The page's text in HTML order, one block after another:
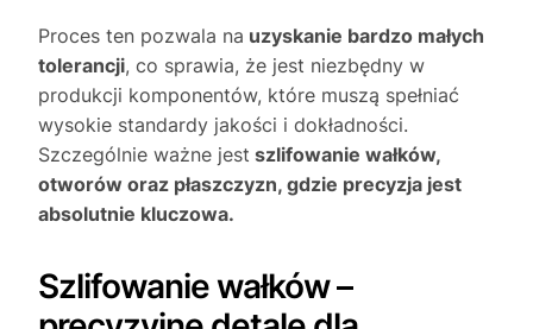
Proces ten pozwala na uzyskanie bardzo małych
tolerancji, co sprawia, że jest niezbędny w
produkcji komponentów, które muszą spełniać
wysokie standardy jakości i dokładności.
Szczególnie ważne jest szlifowanie wałków,
otworów oraz płaszczyzn, gdzie precyzja jest
absolutnie kluczowa.
Szlifowanie wałków –